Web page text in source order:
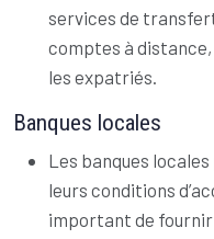
services de
comptes à
les expatriés.
Banques locales
Les banques
leurs conditions
important de